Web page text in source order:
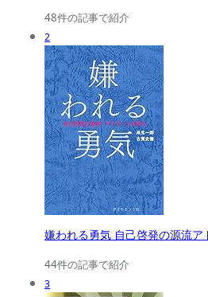
48件の記事で紹介
2
嫌われる勇気 自己啓発の源流ア
44件の記事で紹介
3